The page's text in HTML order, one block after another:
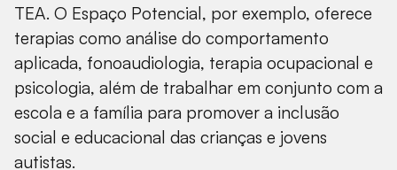
TEA. O Espaço Potencial, por exemplo, oferece
terapias como análise do comportamento
aplicada, fonoaudiologia, terapia ocupacional e
psicologia, além de trabalhar em conjunto com a
escola e a família para promover a inclusão
social e educacional das crianças e jovens
autistas.